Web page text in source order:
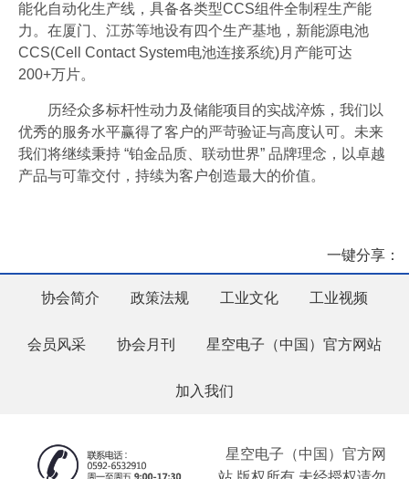
能化自动化生产线，具备各类型CCS组件全制程生产能
力。在厦门、江苏等地设有四个生产基地，新能源电池
CCS(Cell Contact System电池连接系统)月产能可达
200+万片。
历经众多标杆性动力及储能项目的实战淬炼，我们以
优秀的服务水平赢得了客户的严苛验证与高度认可。未来
我们将继续秉持 “铂金品质、联动世界” 品牌理念，以卓越
产品与可靠交付，持续为客户创造最大的价值。
一键分享：
协会简介 政策法规 工业文化 工业视频
会员风采 协会月刊 星空电子（中国）官方网站
加入我们
星空电子（中国）官方网